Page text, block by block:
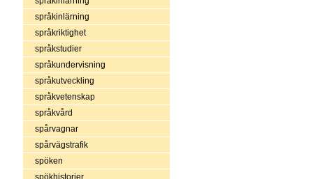
språkinlärning
språkriktighet
språkstudier
språkundervisning
språkutveckling
språkvetenskap
språkvård
spårvagnar
spårvägstrafik
spöken
spökhistorier